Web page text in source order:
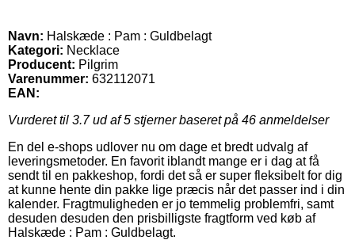
Navn: Halskæde : Pam : Guldbelagt
Kategori: Necklace
Producent: Pilgrim
Varenummer: 632112071
EAN:
Vurderet til 3.7ud af 5 stjerner baseret på 46 anmeldelser
En del e-shops udlover nu om dage et bredt udvalg af
leveringsmetoder. En favorit iblandt mange er i dag at få
sendt til en pakkeshop, fordi det så er super fleksibelt for dig
at kunne hente din pakke lige præcis når det passer ind i din
kalender. Fragtmuligheden er jo temmelig problemfri, samt
desuden desuden den prisbilligste fragtform ved køb af
Halskæde : Pam : Guldbelagt.